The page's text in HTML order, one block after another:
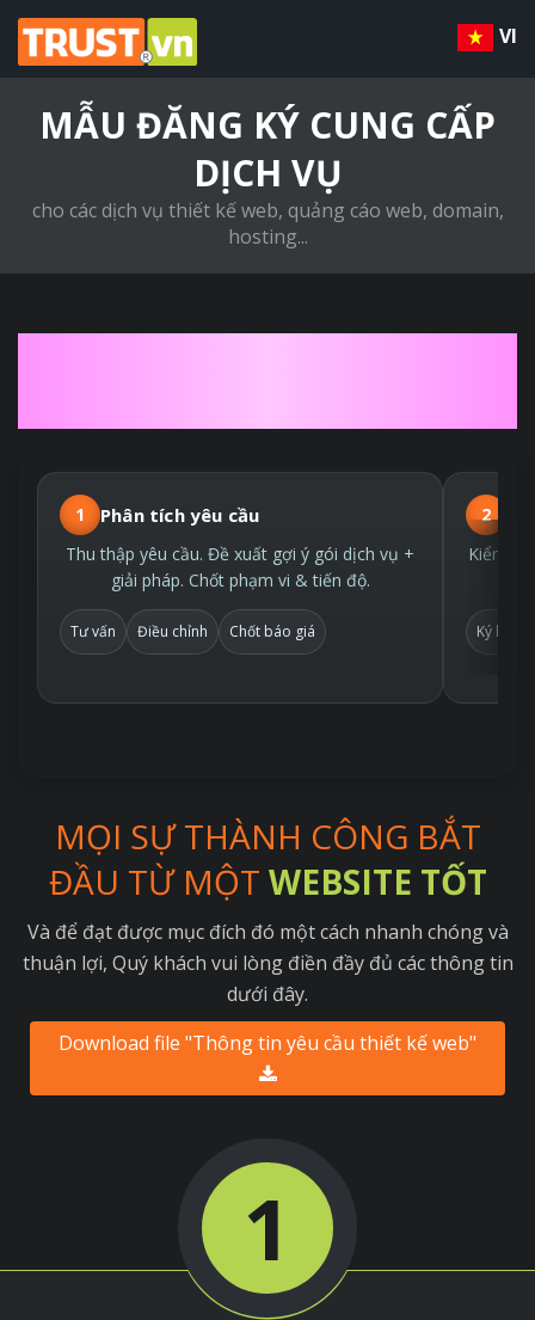
VI
MẪU ĐĂNG KÝ CUNG CẤP
DỊCH VỤ
cho các dịch vụ thiết kế web, quảng cáo web, domain,
hosting...
1 Phân tích yêu cầu
Thu thập yêu cầu. Đề xuất gợi ý gói dịch vụ +
giải pháp. Chốt phạm vi & tiến độ.
Tư vấn Điều chỉnh Chốt báo giá
2
Kiểm
Ký hợp
MỌI SỰ THÀNH CÔNG BẮT
ĐẦU TỪ MỘT WEBSITE TỐT
Và để đạt được mục đích đó một cách nhanh chóng và
thuận lợi, Quý khách vui lòng điền đầy đủ các thông tin
dưới đây.
Download file "Thông tin yêu cầu thiết kế web"
1